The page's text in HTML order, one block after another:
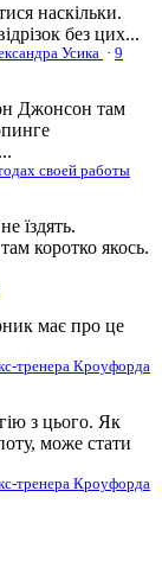
наскільки.
без цих...
Усика · 9
Джонсон там
своей работы
їздять.
коротко якось.
має про це
тренера Кроуфорда
з цього. Як
може стати
тренера Кроуфорда